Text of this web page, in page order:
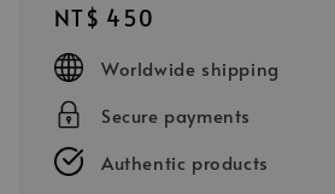
Regular
price
NT$ 450
Worldwide shipping
Secure payments
Authentic products